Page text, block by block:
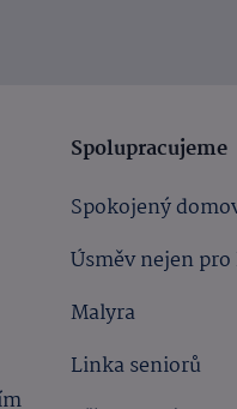
Spolupracujeme
Spokojený
Úsměv nejen
Malyra
Linka seniorů